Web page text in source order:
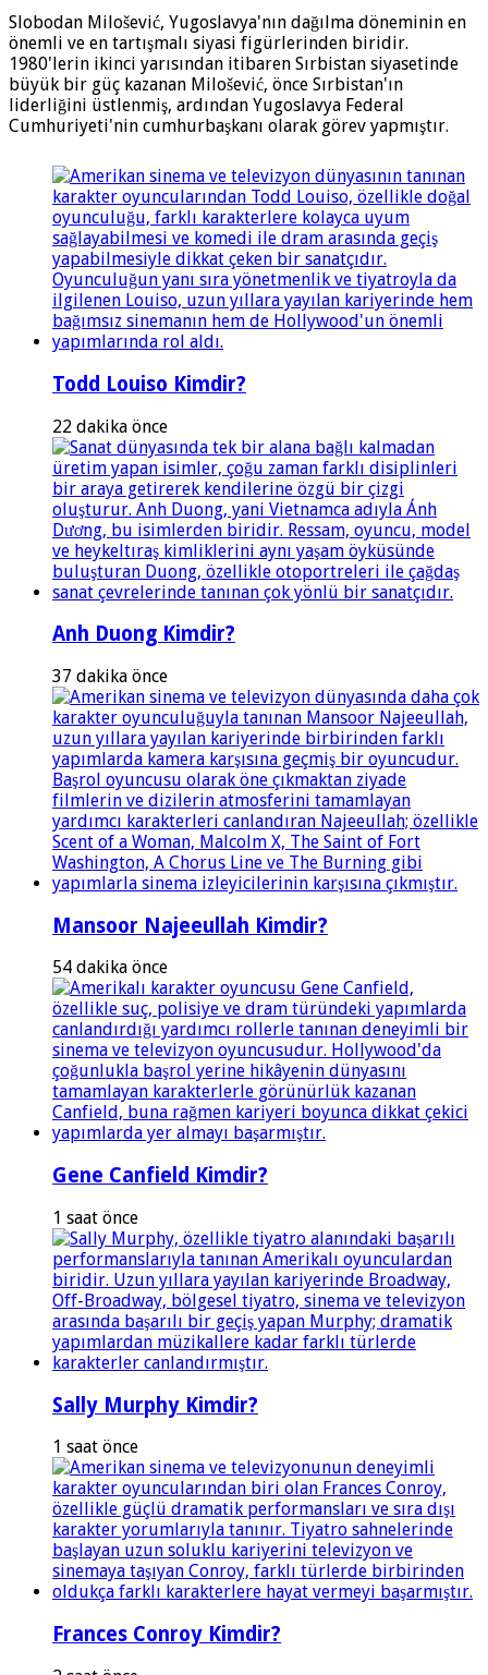
Slobodan Milošević, Yugoslavya'nın dağılma döneminin en
önemli ve en tartışmalı siyasi figürlerinden biridir.
1980'lerin ikinci yarısından itibaren Sırbistan siyasetinde
büyük bir güç kazanan Milošević, önce Sırbistan'ın
liderliğini üstlenmiş, ardından Yugoslavya Federal
Cumhuriyeti'nin cumhurbaşkanı olarak görev yapmıştır.
Todd Louiso Kimdir?
22 dakika önce
Anh Duong Kimdir?
37 dakika önce
Mansoor Najeeullah Kimdir?
54 dakika önce
Gene Canfield Kimdir?
1 saat önce
Sally Murphy Kimdir?
1 saat önce
Frances Conroy Kimdir?